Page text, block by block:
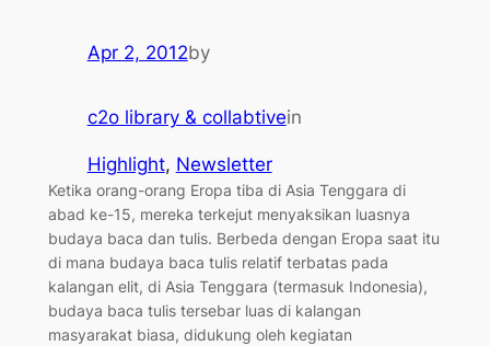
Apr 2, 2012by
c2o library & collabtivein
Highlight, Newsletter
Ketika orang-orang Eropa tiba di Asia Tenggara di
abad ke-15, mereka terkejut menyaksikan luasnya
budaya baca dan tulis. Berbeda dengan Eropa saat itu
di mana budaya baca tulis relatif terbatas pada
kalangan elit, di Asia Tenggara (termasuk Indonesia),
budaya baca tulis tersebar luas di kalangan
masyarakat biasa, didukung oleh kegiatan